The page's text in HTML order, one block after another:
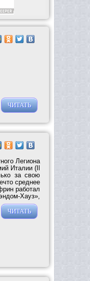
ЧИТАТЬ
Легиона
Италии (Il
за свою
среднее
работал
Хауз»,
ЧИТАТЬ